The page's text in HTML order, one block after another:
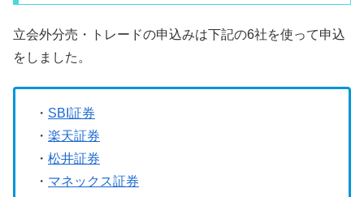
立会外分売・トレードの申込みは下記の6社を使って申込
をしました。
・ SBI証券
・ 楽天証券
・ 松井証券
・ マネックス証券